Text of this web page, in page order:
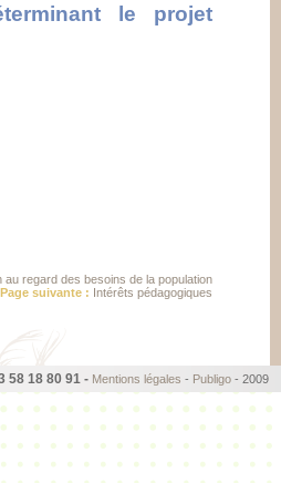
le projet
au regard des besoins de la population
suivante : Intérêts pédagogiques
58 18 80 91 - Mentions légales - Publigo - 2009